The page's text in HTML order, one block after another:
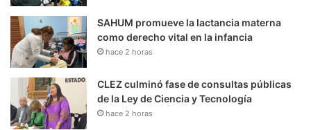
SAHUM promueve la lactancia materna
como derecho vital en la infancia
hace 2 horas
CLEZ culminó fase de consultas públicas
de la Ley de Ciencia y Tecnología
hace 2 horas